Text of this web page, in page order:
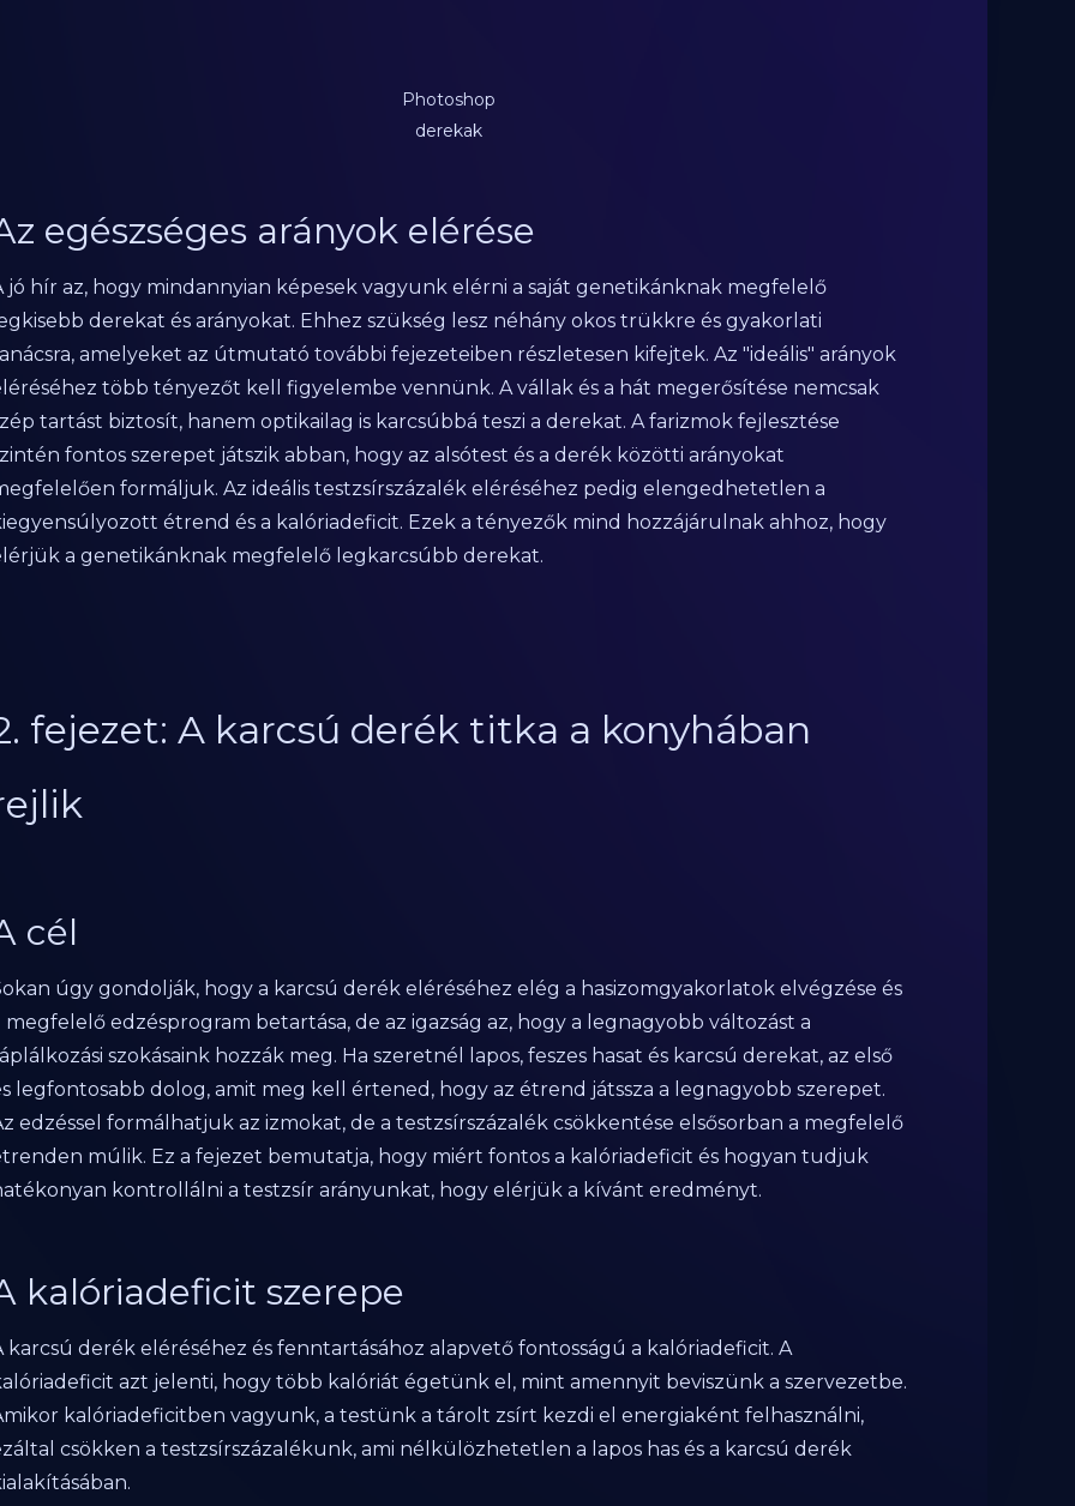
Photoshop
derekak
egészséges arányok elérése
jó hír az, hogy mindannyian képesek vagyunk elérni a saját genetikánknak megfelelő
derekat és arányokat. Ehhez szükség lesz néhány okos trükkre és gyakorlati
amelyeket az útmutató további fejezeteiben részletesen kifejtek. Az "ideális" arányok
több tényezőt kell figyelembe vennünk. A vállak és a hát megerősítése nemcsak
tartást biztosít, hanem optikailag is karcsúbbá teszi a derekat. A farizmok fejlesztése
fontos szerepet játszik abban, hogy az alsótest és a derék közötti arányokat
formáljuk. Az ideális testzsírszázalék eléréséhez pedig elengedhetetlen a
étrend és a kalóriadeficit. Ezek a tényezők mind hozzájárulnak ahhoz, hogy
a genetikánknak megfelelő legkarcsúbb derekat.
fejezet: A karcsú derék titka a konyhában
cél
úgy gondolják, hogy a karcsú derék eléréséhez elég a hasizomgyakorlatok elvégzése és
megfelelő edzésprogram betartása, de az igazság az, hogy a legnagyobb változást a
szokásaink hozzák meg. Ha szeretnél lapos, feszes hasat és karcsú derekat, az első
legfontosabb dolog, amit meg kell értened, hogy az étrend játssza a legnagyobb szerepet.
edzéssel formálhatjuk az izmokat, de a testzsírszázalék csökkentése elsősorban a megfelelő
múlik. Ez a fejezet bemutatja, hogy miért fontos a kalóriadeficit és hogyan tudjuk
kontrollálni a testzsír arányunkat, hogy elérjük a kívánt eredményt.
kalóriadeficit szerepe
karcsú derék eléréséhez és fenntartásához alapvető fontosságú a kalóriadeficit. A
azt jelenti, hogy több kalóriát égetünk el, mint amennyit beviszünk a szervezetbe.
kalóriadeficitben vagyunk, a testünk a tárolt zsírt kezdi el energiaként felhasználni,
csökken a testzsírszázalékunk, ami nélkülözhetetlen a lapos has és a karcsú derék